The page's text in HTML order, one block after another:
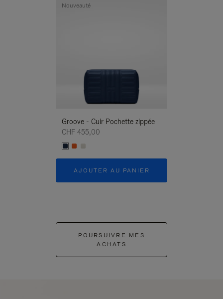
Groove - Cuir Pochette zippée
CHF 455,00
AJOUTER AU PANIER
Nouveauté
POURSUIVRE MES
ACHATS